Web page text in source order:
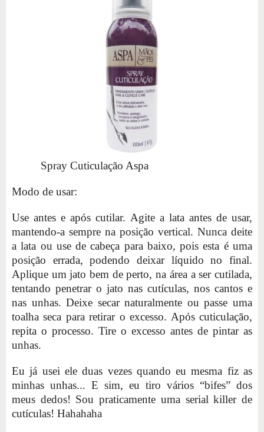
Spray Cuticulação Aspa
Modo de usar:
Use antes e após cutilar. Agite a lata antes de usar,
mantendo-a sempre na posição vertical. Nunca deite
a lata ou use de cabeça para baixo, pois esta é uma
posição errada, podendo deixar líquido no final.
Aplique um jato bem de perto, na área a ser cutilada,
tentando penetrar o jato nas cutículas, nos cantos e
nas unhas. Deixe secar naturalmente ou passe uma
toalha seca para retirar o excesso. Após cuticulação,
repita o processo. Tire o excesso antes de pintar as
unhas.
Eu já usei ele duas vezes quando eu mesma fiz as
minhas unhas... E sim, eu tiro vários “bifes” dos
meus dedos! Sou praticamente uma serial killer de
cutículas! Hahahaha